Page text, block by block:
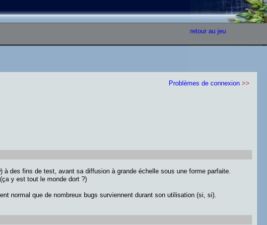
retour au jeu
Problèmes de connexion >>
) à des fins de test, avant sa diffusion à grande échelle sous une forme parfaite.
y est tout le monde dort ?)
normal que de nombreux bugs surviennent durant son utilisation (si, si).